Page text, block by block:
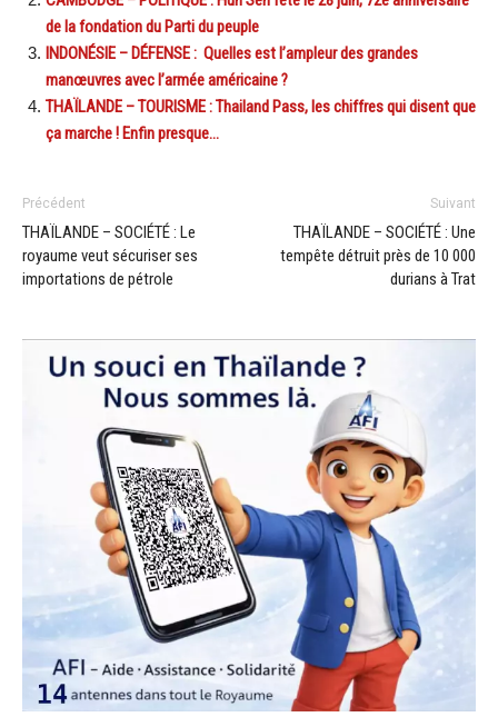
de la fondation du Parti du peuple
INDONÉSIE – DÉFENSE : Quelles est l’ampleur des grandes
manœuvres avec l’armée américaine ?
THAÏLANDE – TOURISME : Thailand Pass, les chiffres qui disent que
ça marche ! Enfin presque…
Précédent
THAÏLANDE – SOCIÉTÉ : Le
royaume veut sécuriser ses
importations de pétrole
Suivant
THAÏLANDE – SOCIÉTÉ : Une
tempête détruit près de 10 000
durians à Trat